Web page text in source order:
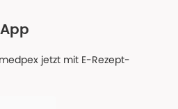
jetzt mit E-Rezept-